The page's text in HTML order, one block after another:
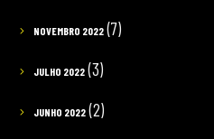
NOVEMBRO 2022(7)
JULHO 2022(3)
JUNHO 2022(2)